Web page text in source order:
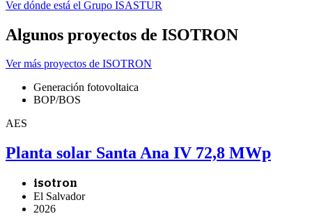
Ver dónde está el Grupo ISASTUR
Algunos proyectos de ISOTRON
Ver más proyectos de ISOTRON
Generación fotovoltaica
BOP/BOS
AES
Planta solar Santa Ana IV 72,8 MWp
isotron
El Salvador
2026